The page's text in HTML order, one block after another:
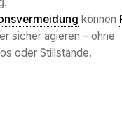
können
sicher agieren – ohne
oder Stillstände.